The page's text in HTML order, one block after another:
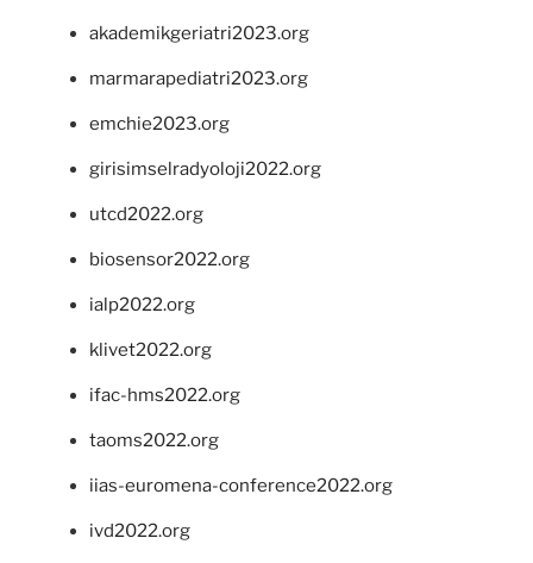
akademikgeriatri2023.org
marmarapediatri2023.org
emchie2023.org
girisimselradyoloji2022.org
utcd2022.org
biosensor2022.org
ialp2022.org
klivet2022.org
ifac-hms2022.org
taoms2022.org
iias-euromena-conference2022.org
ivd2022.org